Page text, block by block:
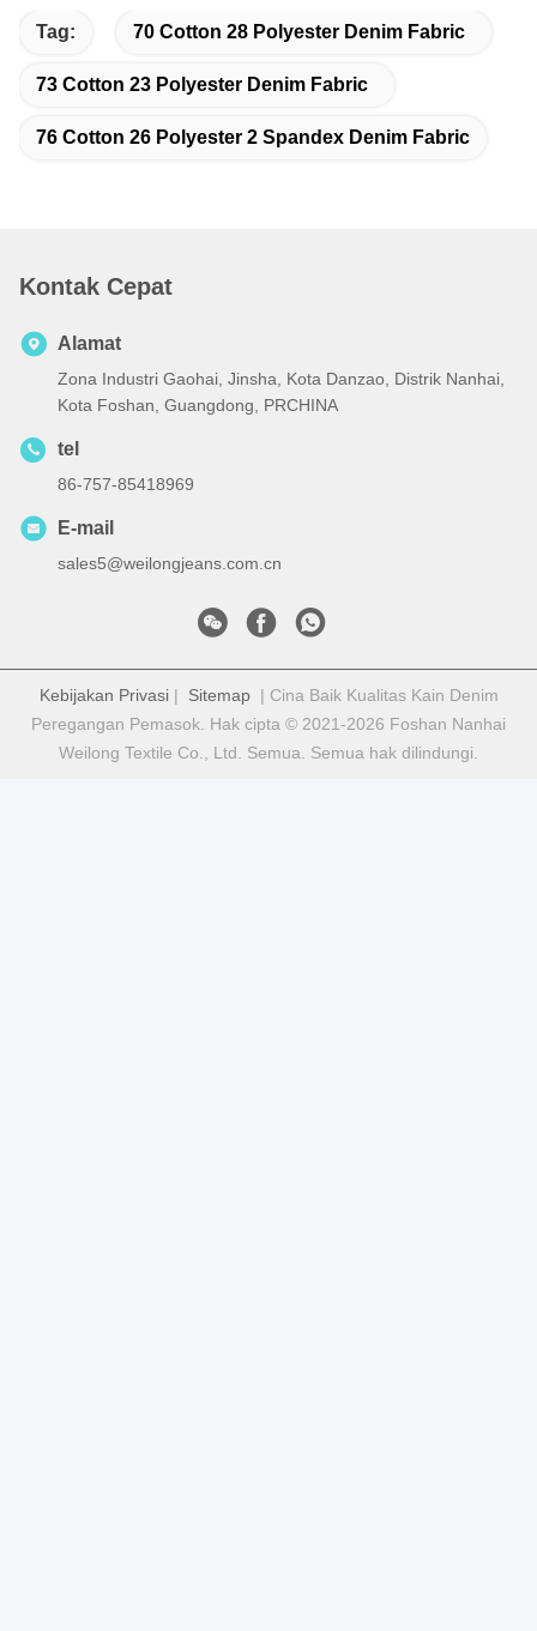
Tag: 70 Cotton 28 Polyester Denim Fabric
73 Cotton 23 Polyester Denim Fabric
76 Cotton 26 Polyester 2 Spandex Denim Fabric
Kontak Cepat
Alamat
Zona Industri Gaohai, Jinsha, Kota Danzao, Distrik Nanhai,
Kota Foshan, Guangdong, PRCHINA
tel
86-757-85418969
E-mail
sales5@weilongjeans.com.cn
Kebijakan Privasi| Sitemap| Cina Baik Kualitas Kain Denim
Peregangan Pemasok. Hak cipta © 2021-2026 Foshan Nanhai
Weilong Textile Co., Ltd. Semua. Semua hak dilindungi.